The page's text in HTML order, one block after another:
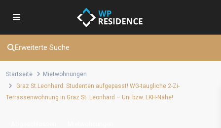
Erweiterte Suche
Startseite
Mietwohnungen
Graz St.Leonhard: Studenten aufgepasst! WG-taugliche 2-Zi-
Terrassenwohnung in Graz St. Leonhard – Uni bzw. LKH-Nähe!